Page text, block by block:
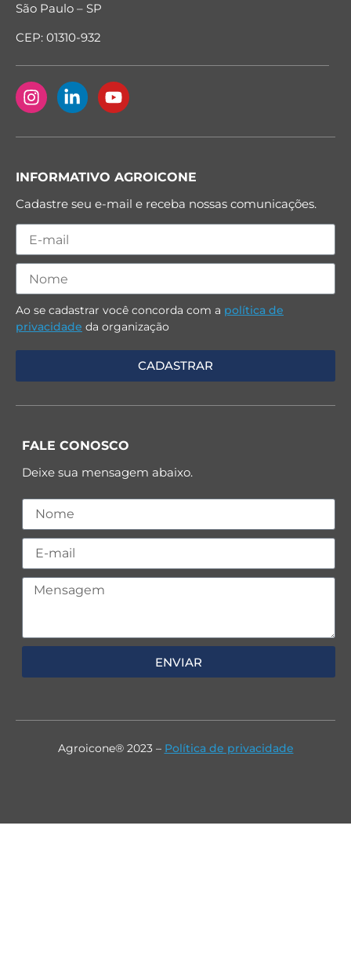
São Paulo – SP
CEP: 01310-932
INFORMATIVO AGROICONE
Cadastre seu e-mail e receba nossas comunicações.
Ao se cadastrar você concorda com a política de
privacidade da organização
FALE CONOSCO
Deixe sua mensagem abaixo.
ENVIAR
Agroicone® 2023 – Política de privacidade